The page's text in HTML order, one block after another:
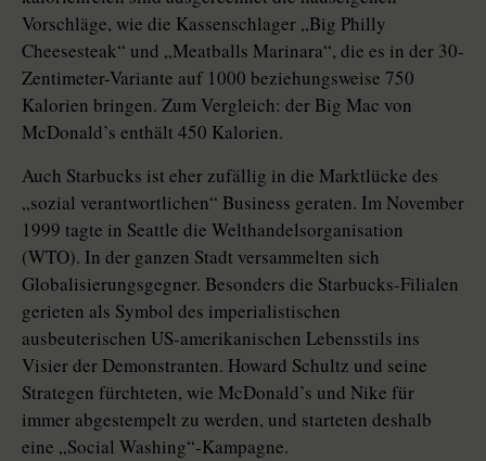
Vorschläge, wie die Kassenschlager „Big Philly
Cheesesteak“ und „Meatballs Marinara“, die es in der 30-
Zentimeter-Variante auf 1000 beziehungsweise 750
Kalorien bringen. Zum Vergleich: der Big Mac von
McDonald’s enthält 450 Kalorien.
Auch Starbucks ist eher zufällig in die Marktlücke des
„sozial verantwortlichen“ Business geraten. Im November
1999 tagte in Seattle die Welthandelsorganisation
(WTO). In der ganzen Stadt versammelten sich
Globalisierungsgegner. Besonders die Starbucks-Filialen
gerieten als Symbol des imperialistischen
ausbeuterischen US-amerikanischen Lebensstils ins
Visier der Demonstranten. Howard Schultz und seine
Strategen fürchteten, wie McDonald’s und Nike für
immer abgestempelt zu werden, und starteten deshalb
eine „Social Washing“-Kampagne.